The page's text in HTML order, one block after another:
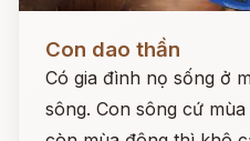
Con dao thần
Có gia đình nọ sống ở
sông. Con sông cứ